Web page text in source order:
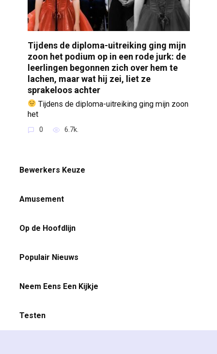
Tijdens de diploma-uitreiking ging mijn
zoon het podium op in een rode jurk: de
leerlingen begonnen zich over hem te
lachen, maar wat hij zei, liet ze
sprakeloos achter
Tijdens de diploma-uitreiking ging mijn zoon
het
0 6.7k.
Bewerkers Keuze
Amusement
Op de Hoofdlijn
Populair Nieuws
Neem Eens Een Kijkje
Testen